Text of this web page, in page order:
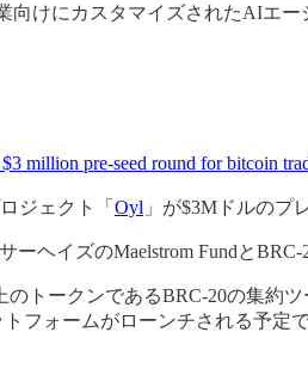
向けにカスタマイズされたAIエ
million pre-seed round for bitcoin
ジェクト「 Oyl 」が$3Mドルのプ
ーヘイズのMaelstrom Fundと
のトークンであるBRC-20の集約
フォームがローンチされる予定で